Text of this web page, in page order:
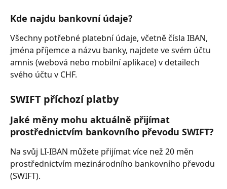
Kde najdu bankovní údaje?
Všechny potřebné platební údaje, včetně čísla IBAN,
jména příjemce a názvu banky, najdete ve svém účtu
amnis (webová nebo mobilní aplikace) v detailech
svého účtu v CHF.
SWIFT příchozí platby
Jaké měny mohu aktuálně přijímat
prostřednictvím bankovního převodu SWIFT?
Na svůj LI-IBAN můžete přijímat více než 20 měn
prostřednictvím mezinárodního bankovního převodu
(SWIFT).